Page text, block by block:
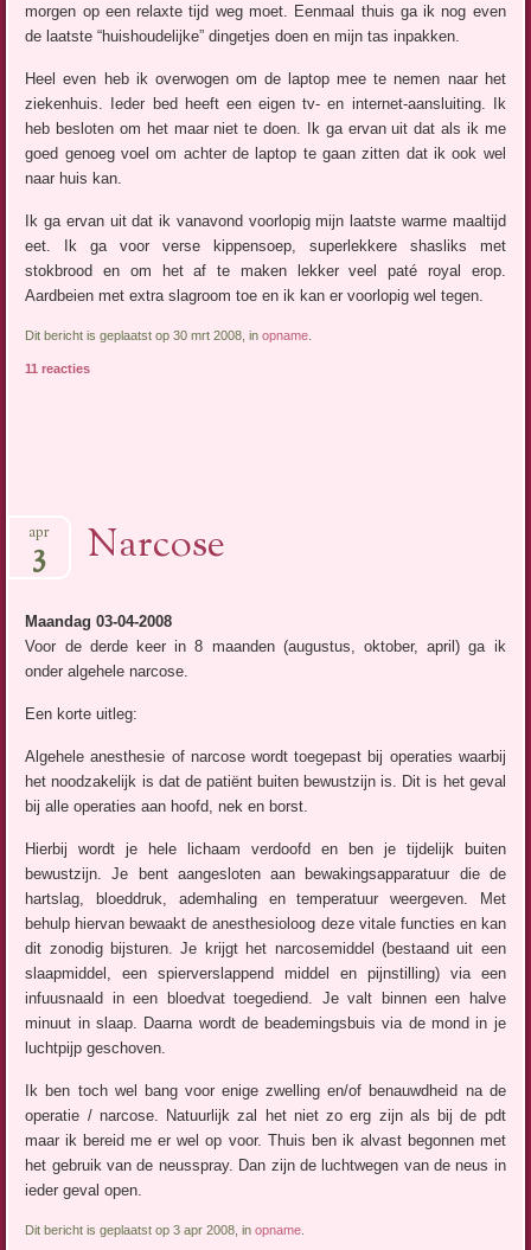
morgen op een relaxte tijd weg moet. Eenmaal thuis ga ik nog even
de laatste “huishoudelijke” dingetjes doen en mijn tas inpakken.
Heel even heb ik overwogen om de laptop mee te nemen naar het
ziekenhuis. Ieder bed heeft een eigen tv- en internet-aansluiting. Ik
heb besloten om het maar niet te doen. Ik ga ervan uit dat als ik me
goed genoeg voel om achter de laptop te gaan zitten dat ik ook wel
naar huis kan.
Ik ga ervan uit dat ik vanavond voorlopig mijn laatste warme maaltijd
eet. Ik ga voor verse kippensoep, superlekkere shasliks met
stokbrood en om het af te maken lekker veel paté royal erop.
Aardbeien met extra slagroom toe en ik kan er voorlopig wel tegen.
Dit bericht is geplaatst op 30 mrt 2008, inopname
11 reacties
Narcose
apr
3
Maandag 03-04-2008
Voor de derde keer in 8 maanden (augustus, oktober, april) ga ik
onder algehele narcose.
Een korte uitleg:
Algehele anesthesie of narcose wordt toegepast bij operaties waarbij
het noodzakelijk is dat de patiënt buiten bewustzijn is. Dit is het geval
bij alle operaties aan hoofd, nek en borst.
Hierbij wordt je hele lichaam verdoofd en ben je tijdelijk buiten
bewustzijn. Je bent aangesloten aan bewakingsapparatuur die de
hartslag, bloeddruk, ademhaling en temperatuur weergeven. Met
behulp hiervan bewaakt de anesthesioloog deze vitale functies en kan
dit zonodig bijsturen. Je krijgt het narcosemiddel (bestaand uit een
slaapmiddel, een spierverslappend middel en pijnstilling) via een
infuusnaald in een bloedvat toegediend. Je valt binnen een halve
minuut in slaap. Daarna wordt de beademingsbuis via de mond in je
luchtpijp geschoven.
Ik ben toch wel bang voor enige zwelling en/of benauwdheid na de
operatie / narcose. Natuurlijk zal het niet zo erg zijn als bij de pdt
maar ik bereid me er wel op voor. Thuis ben ik alvast begonnen met
het gebruik van de neusspray. Dan zijn de luchtwegen van de neus in
ieder geval open.
Dit bericht is geplaatst op 3 apr 2008, inopname